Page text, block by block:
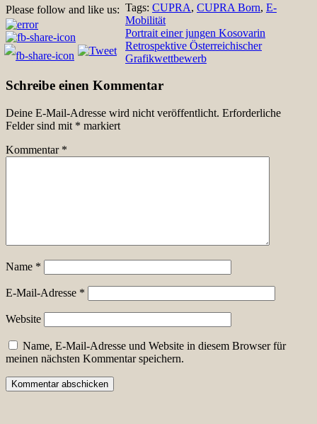
Please follow and like us: Tags: CUPRA, CUPRA Born, E-
Mobilität
BeitragsnavigationPortrait einer jungen Kosovarin
Retrospektive Österreichischer
Grafikwettbewerb
Schreibe einen Kommentar
Deine E-Mail-Adresse wird nicht veröffentlicht. Erforderliche
Felder sind mit * markiert
Kommentar *
Name *
E-Mail-Adresse *
Website
Name, E-Mail-Adresse und Website in diesem Browser für
meinen nächsten Kommentar speichern.